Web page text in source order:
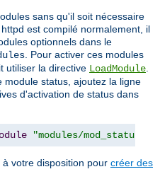
sans qu'il soit nécessaire
est compilé normalement, il
optionnels dans le
. Pour activer ces modules
utiliser la directive LoadModule
module status, ajoutez la ligne
d'activation de status dans
"modules/
votre disposition pour créer des